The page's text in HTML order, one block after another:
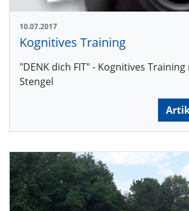
10.07.2017
Kognitives Training
"DENK dich FIT" - Kognitives
Stengel